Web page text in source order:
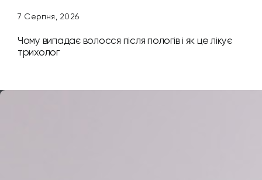
7 Серпня, 2026
Чому випадає волосся після пологів і як це лікує
трихолог